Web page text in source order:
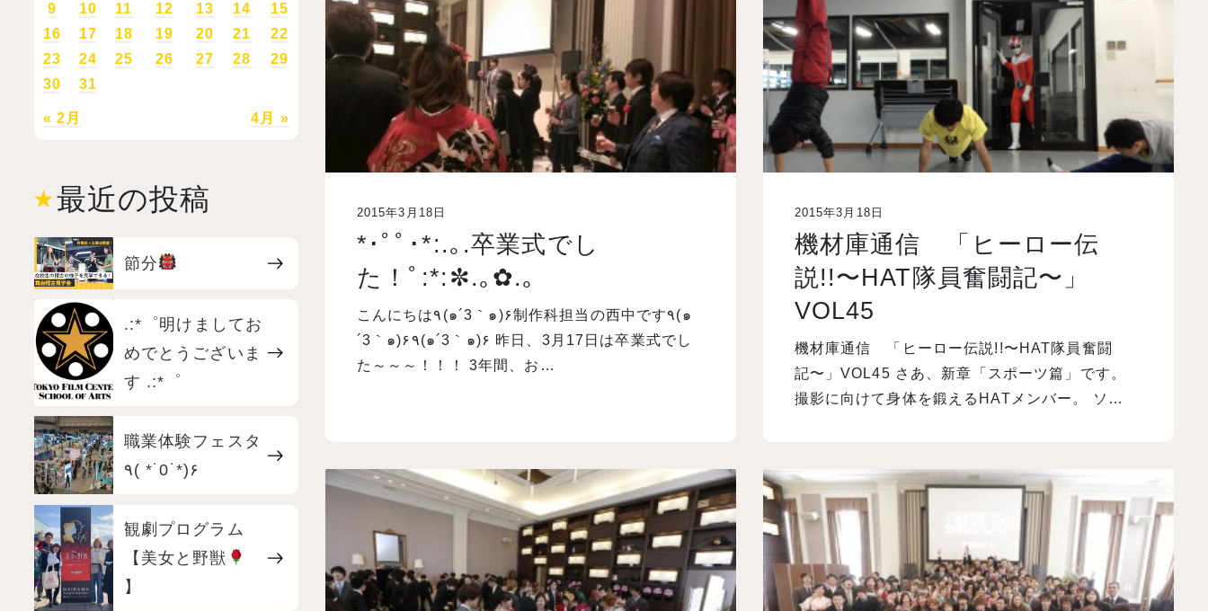
オープンキャンパス
訪問者別メニュー
2015年3月18日
*･ﾟﾟ･*:.｡.卒業式でし
た！ﾟ:*:✼.｡✿.｡
こんにちは٩(๑´3｀๑)۶制作科担当の西中です٩(๑
´3｀๑)۶٩(๑´3｀๑)۶ 昨日、3月17日は卒業式でし
た～～～！！！ 3年間、お…
2015年3月18日
機材庫通信 「ヒーロー伝
説!!〜HAT隊員奮闘記〜」
VOL45
機材庫通信 「ヒーロー伝説!!〜HAT隊員奮闘
記〜」VOL45 さあ、新章「スポーツ篇」です。
撮影に向けて身体を鍛えるHATメンバー。 ソ…
« 2月 4月 »
9
10 11 12 13 14
15
16
17 18 19 20 21
22
23
24 25 26 27 28
29
30
31
最近の投稿
節分
.:*゜明けましてお
めでとうございま
す .:*゜
職業体験フェスタ
٩( *˙0˙*)۶
観劇プログラム
【美女と野獣
】